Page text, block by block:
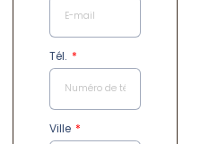
Tél.
Ville